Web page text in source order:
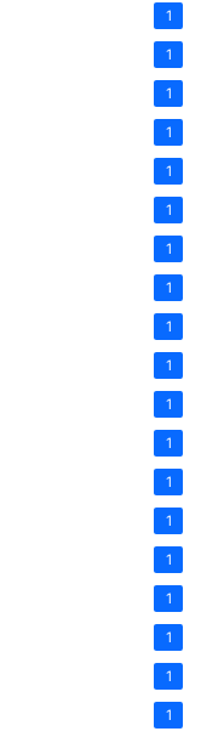
1
1
1
1
1
1
1
1
1
1
1
1
1
1
1
1
1
1
1